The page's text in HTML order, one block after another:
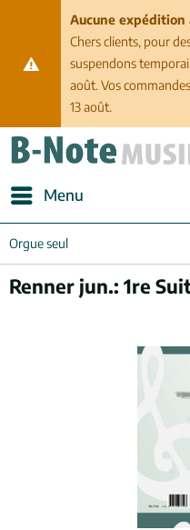
Aucune expédition
Chers clients, pour
suspendons
août. Vos
13 août.
Menu
Orgue seul
Renner jun.: 1re